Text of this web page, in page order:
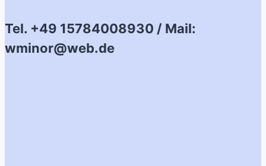
Tel. +49 15784008930 / Mail:
wminor@web.de